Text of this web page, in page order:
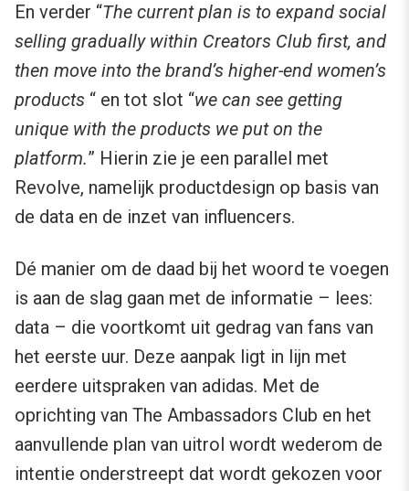
En verder “The current plan is to expand social
selling gradually within Creators Club first, and
then move into the brand’s higher-end women’s
products “ en tot slot “we can see getting
unique with the products we put on the
platform.” Hierin zie je een parallel met
Revolve, namelijk productdesign op basis van
de data en de inzet van influencers.
Dé manier om de daad bij het woord te voegen
is aan de slag gaan met de informatie – lees:
data – die voortkomt uit gedrag van fans van
het eerste uur. Deze aanpak ligt in lijn met
eerdere uitspraken van adidas. Met de
oprichting van The Ambassadors Club en het
aanvullende plan van uitrol wordt wederom de
intentie onderstreept dat wordt gekozen voor